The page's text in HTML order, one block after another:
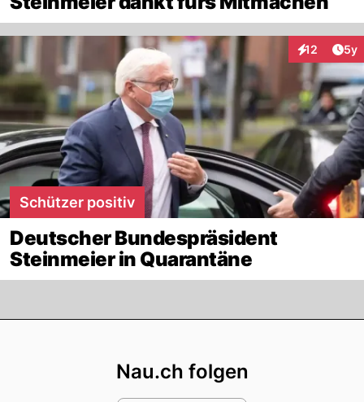
12 5y
Schützer positiv
Deutscher Bundespräsident
Steinmeier in Quarantäne
Nau.ch folgen